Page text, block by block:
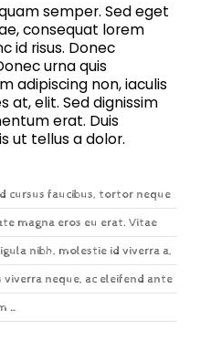
semper. Sed eget
consequat lorem
id risus. Donec
urna quis
adipiscing non, iaculis
at, elit. Sed dignissim
erat. Duis
ut tellus a dolor.
cursus faucibus, tortor neque
magna eros eu erat. Vitae
nibh, molestie id viverra a,
neque, ac eleifend ante
…